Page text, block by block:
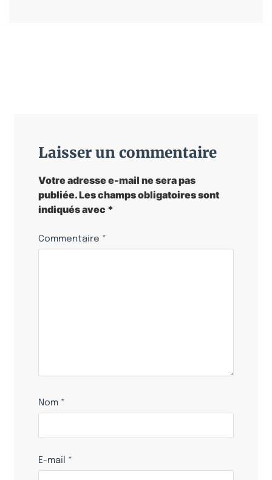
Laisser un commentaire
Votre adresse e-mail ne sera pas
publiée.Les champs obligatoires sont
indiqués avec *
Commentaire *
Nom *
E-mail *